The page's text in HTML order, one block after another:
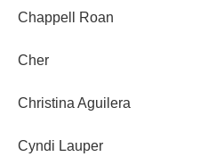
Chappell Roan
Cher
Christina Aguilera
Cyndi Lauper